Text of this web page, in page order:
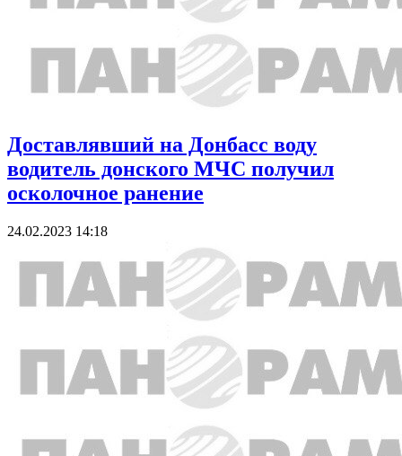
Доставлявший на Донбасс воду
водитель донского МЧС получил
осколочное ранение
24.02.2023 14:18